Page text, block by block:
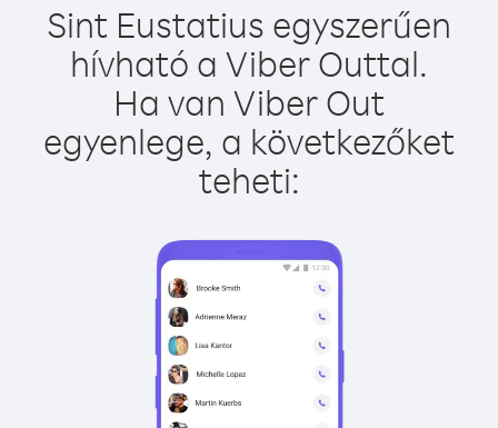
Sint Eustatius egyszerűen
hívható a Viber Outtal.
Ha van Viber Out
egyenlege, a következőket
teheti: